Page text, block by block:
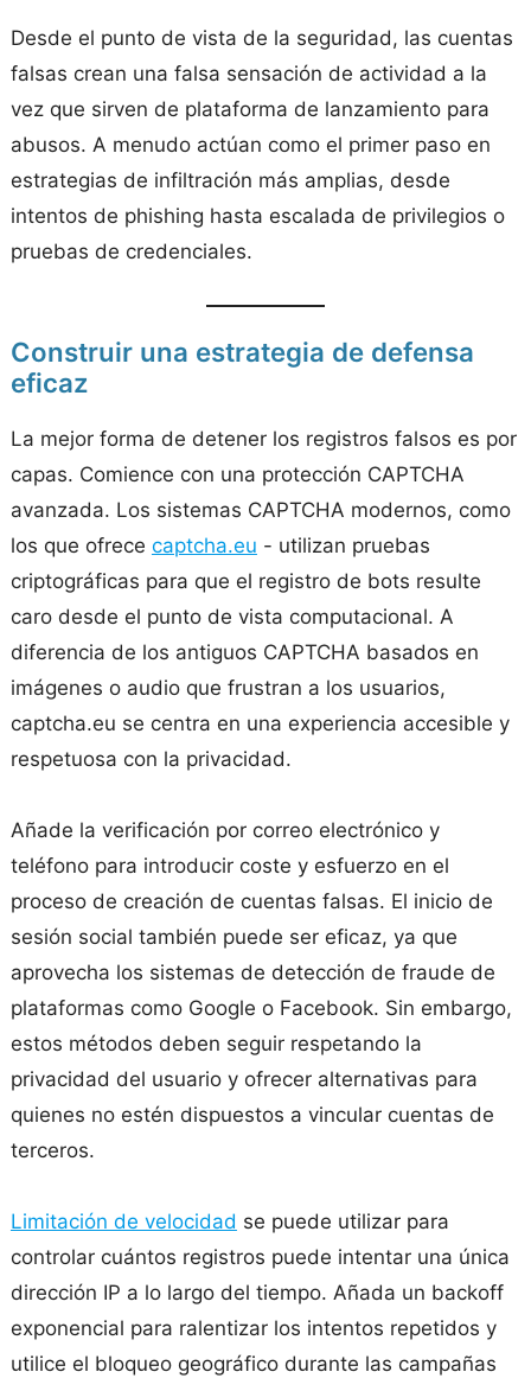
Desde el punto de vista de la seguridad, las cuentas
falsas crean una falsa sensación de actividad a la
vez que sirven de plataforma de lanzamiento para
abusos. A menudo actúan como el primer paso en
estrategias de infiltración más amplias, desde
intentos de phishing hasta escalada de privilegios o
pruebas de credenciales.
Construir una estrategia de defensa
eficaz
La mejor forma de detener los registros falsos es por
capas. Comience con una protección CAPTCHA
avanzada. Los sistemas CAPTCHA modernos, como
los que ofrece captcha.eu - utilizan pruebas
criptográficas para que el registro de bots resulte
caro desde el punto de vista computacional. A
diferencia de los antiguos CAPTCHA basados en
imágenes o audio que frustran a los usuarios,
captcha.eu se centra en una experiencia accesible y
respetuosa con la privacidad.
Añade la verificación por correo electrónico y
teléfono para introducir coste y esfuerzo en el
proceso de creación de cuentas falsas. El inicio de
sesión social también puede ser eficaz, ya que
aprovecha los sistemas de detección de fraude de
plataformas como Google o Facebook. Sin embargo,
estos métodos deben seguir respetando la
privacidad del usuario y ofrecer alternativas para
quienes no estén dispuestos a vincular cuentas de
terceros.
Limitación de velocidad se puede utilizar para
controlar cuántos registros puede intentar una única
dirección IP a lo largo del tiempo. Añada un backoff
exponencial para ralentizar los intentos repetidos y
utilice el bloqueo geográfico durante las campañas